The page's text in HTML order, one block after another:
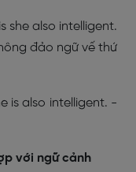
she also intelligent.
đảo ngữ vế thứ
is also intelligent. -
với ngữ cảnh